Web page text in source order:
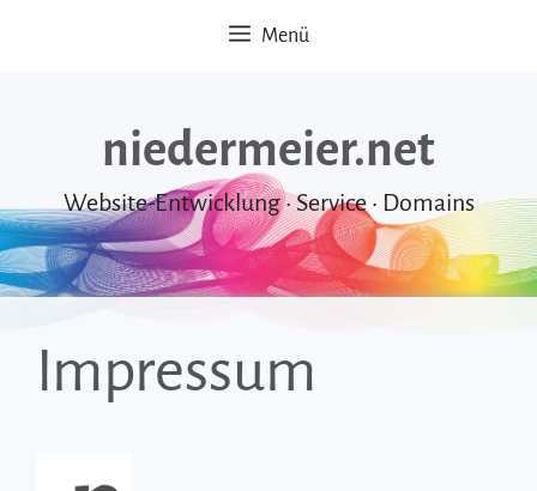
Menü
niedermeier.net
Website-Entwicklung • Service • Domains
Impressum